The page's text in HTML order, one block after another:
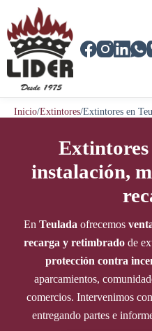
contenido
Inicio/Extintores/Extintores en
Extintores
instalación,
En Teulada ofrecemos
recarga y retimbradode
protección contra
aparcamientos,
comercios. Intervenimos con
entregando partes e